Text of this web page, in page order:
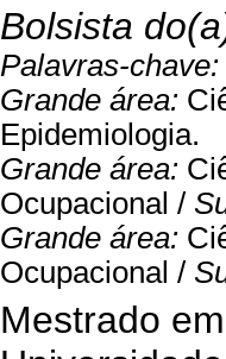
Bolsista
Palavras-chave:
Grande área:
Epidemiologia.
Grande área:
Ocupacional /
Grande área:
Ocupacional /
Mestrado